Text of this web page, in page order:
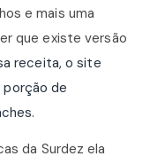
e mais uma
que existe versão
receita, o site
de
.
da Surdez ela